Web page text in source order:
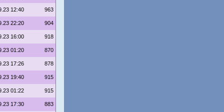
12:40 963
22:20 904
16:00 918
01:20 870
17:26 878
19:40 915
01:22 915
17:30 883